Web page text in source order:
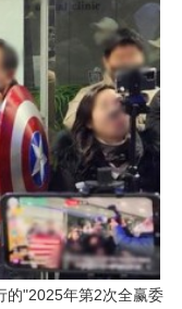
的"2025年第2次全赢委